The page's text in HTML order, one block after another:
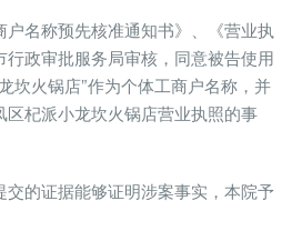
户名称预先核准通知书》、《营业执
行政审批服务局审核，同意被告使用
坎火锅店”作为个体工商户名称，并
区杞派小龙坎火锅店营业执照的事
交的证据能够证明涉案事实，本院予